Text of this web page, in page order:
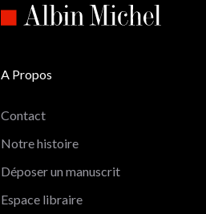
A Propos
Contact
Notre histoire
Déposer un manuscrit
Espace libraire